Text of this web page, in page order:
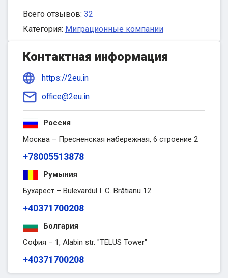
Всего отзывов: 32
Категория: Миграционные компании
Контактная информация
https://2eu.in
office@2eu.in
Россия
Москва – Пресненская набережная, 6 строение 2
+78005513878
Румыния
Бухарест – Bulevardul I. C. Brătianu 12
+40371700208
Болгария
София – 1, Alabin str. "TELUS Tower"
+40371700208